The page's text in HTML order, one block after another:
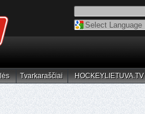
Powered by
Tvarkaraščiai
Tvarkaraščiai HOCKEYLIETUVA.TV
HOCKEYLIETUVA.TV